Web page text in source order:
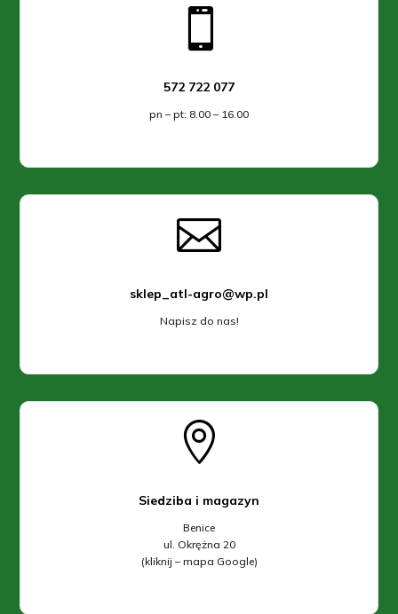

572 722 077
pn – pt: 8.00 – 16.00

sklep_atl-agro@wp.pl
Napisz do nas!

Siedziba i magazyn
Benice
ul. Okrężna 20
(kliknij – mapa Google)